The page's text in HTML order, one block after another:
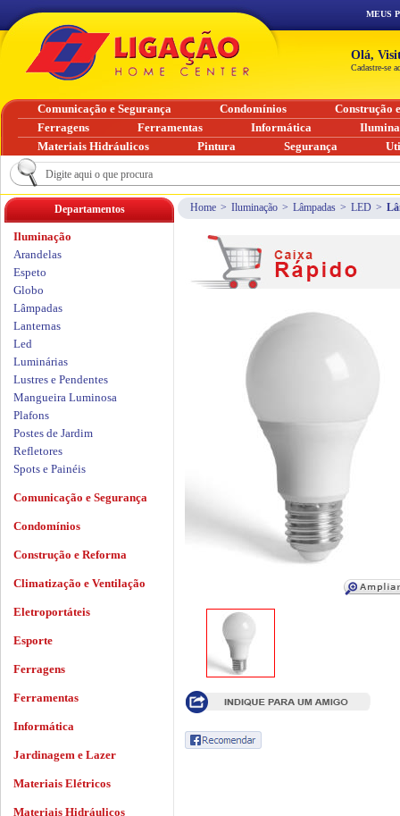
Home > Iluminação > Lâmpadas > LED >
Departamentos
Iluminação
Arandelas
Espeto
Globo
Lâmpadas
Lanternas
Led
Luminárias
Lustres e Pendentes
Mangueira Luminosa
Plafons
Postes de Jardim
Refletores
Spots e Painéis
Comunicação e Segurança
Condomínios
Construção e Reforma
Climatização e Ventilação
Eletroportáteis
Esporte
Ferragens
Ferramentas
Informática
Jardinagem e Lazer
Materiais Elétricos
Materiais Hidráulicos
MEUS
Olá,
Cadastre-se
Comunicação e Segurança Condomínios
Construção
Ferragens
Ferramentas Informática
Materiais Hidráulicos
Pintura Segurança